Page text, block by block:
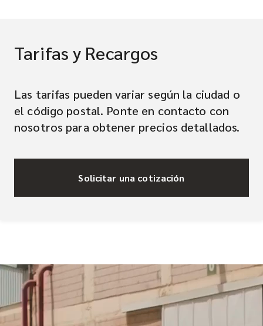
Tarifas y Recargos
Las tarifas pueden variar según la ciudad o
el código postal. Ponte en contacto con
nosotros para obtener precios detallados.
Solicitar una cotización